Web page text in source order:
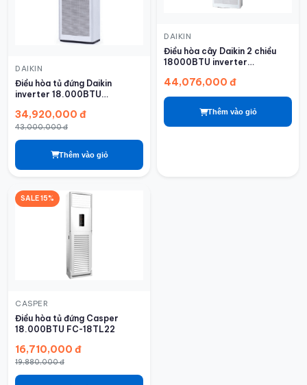
DAIKIN
Điều hòa tủ đứng Daikin
inverter 18.000BTU
34,920,000 đ
43,000,000 đ
Thêm vào giỏ
DAIKIN
Điều hòa cây Daikin 2 chiều
18000BTU inverter
44,076,000 đ
Thêm vào giỏ
SALE 15%
CASPER
Điều hòa tủ đứng Casper
18.000BTU FC-18TL22
16,710,000 đ
19,880,000 đ